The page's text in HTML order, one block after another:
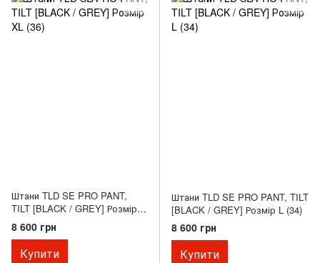
Штани TLD SE PRO PANT,
TILT [BLACK / GREY] Розмір
XL (36)
8 600 грн
Купити
Штани TLD SE PRO PANT, TILT
[BLACK / GREY] Розмір L (34)
8 600 грн
Купити